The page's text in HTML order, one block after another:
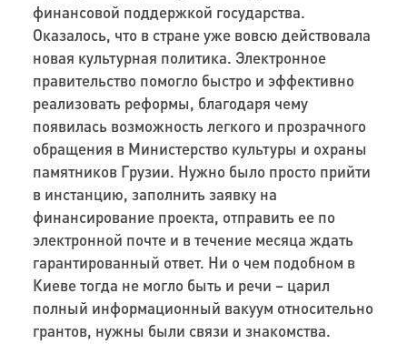
финансовой поддержкой государства.
Оказалось, что в стране уже вовсю действовала
новая культурная политика. Электронное
правительство помогло быстро и эффективно
реализовать реформы, благодаря чему
появилась возможность легкого и прозрачного
обращения в Министерство культуры и охраны
памятников Грузии. Нужно было просто прийти
в инстанцию, заполнить заявку на
финансирование проекта, отправить ее по
электронной почте и в течение месяца ждать
гарантированный ответ. Ни о чем подобном в
Киеве тогда не могло быть и речи – царил
полный информационный вакуум относительно
грантов, нужны были связи и знакомства.